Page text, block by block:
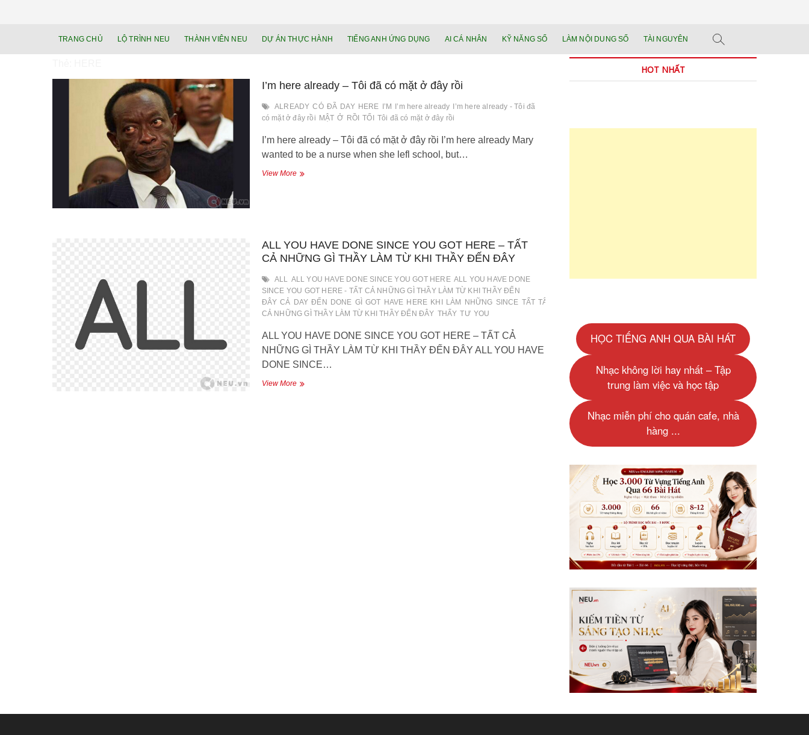
lực cá nhân trong thời đại AI
TRANG CHỦ LỘ TRÌNH NEU THÀNH VIÊN NEU DỰ ÁN THỰC HÀNH TIẾNG ANH ỨNG DỤNG AI CÁ NHÂN KỸ NĂNG SỐ LÀM NỘI DUNG SỐ TÀI NGUYÊN
I’m here already – Tôi đã có mặt ở đây rồi
ALREADY CÓ ĐÃ DAY HERE I’M I’m here already
I’m here already - Tôi đã
có mặt ở đây rồi MẬT Ở RỒI TỐI Tôi đã có mặt ở đây rồi
I’m here already – Tôi đã có mặt ở đây rồi I’m here already Mary
wanted to be a nurse when she lefl school, but…
View MoreI’m
mặt
ở
rồi
ALL YOU HAVE DONE SINCE YOU GOT HERE – TẤT
CẢ NHỮNG GÌ THẦY LÀM TỪ KHI THẦY ĐẾN ĐÂY
ALL ALL YOU HAVE DONE SINCE YOU GOT HERE ALL YOU HAVE DONE
SINCE YOU GOT HERE - TẤT CẢ NHỮNG GÌ THẦY LÀM TỪ KHI THẦY ĐẾN
ĐÂY CẢ DAY ĐẾN DONE GÌ GOT HAVE HERE KHI LÀM NHỮNG SINCE TẤT TẤT
CẢ NHỮNG GÌ THẦY LÀM TỪ KHI THẦY ĐẾN ĐÂY THẤY TƯ YOU
ALL YOU HAVE DONE SINCE YOU GOT HERE – TẤT CẢ
NHỮNG GÌ THẦY LÀM TỪ KHI THẦY ĐẾN ĐÂY ALL YOU HAVE
DONE SINCE…
View MoreALL
HOT NHẤT
HỌC TIẾNG ANH QUA BÀI HÁT
Nhạc không lời hay nhất – Tập
trung làm việc và học tập
Nhạc miễn phí cho quán cafe, nhà
hàng ...